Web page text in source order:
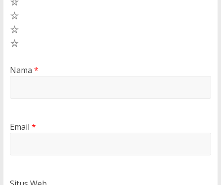
Nama *
Email *